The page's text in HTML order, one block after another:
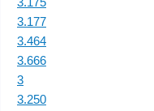
3.177
3.464
3.666
3
3.250